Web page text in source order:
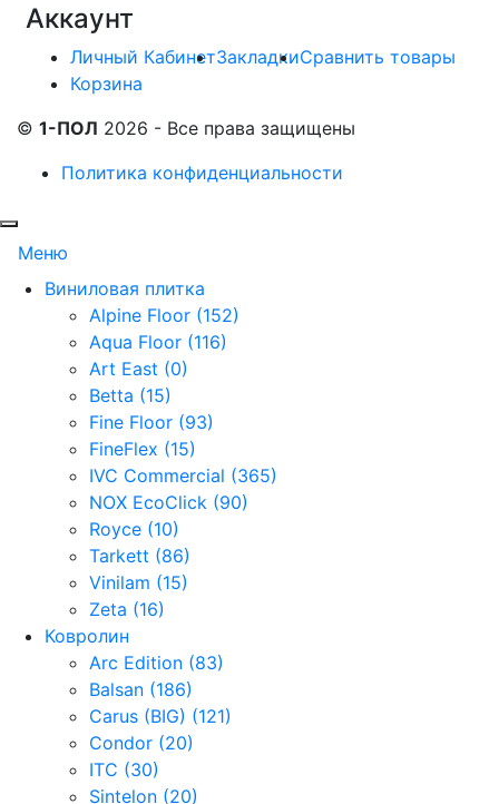
Аккаунт
Личный КабинетЗакладкиСравнить товары
Корзина
© 1-ПОЛ 2026 - Все права защищены
Политика конфиденциальности
Меню
Виниловая плитка
Alpine Floor (152)
Aqua Floor (116)
Art East (0)
Betta (15)
Fine Floor (93)
FineFlex (15)
IVC Commercial (365)
NOX EcoClick (90)
Royce (10)
Tarkett (86)
Vinilam (15)
Zeta (16)
Ковролин
Arc Edition (83)
Balsan (186)
Carus (BIG) (121)
Condor (20)
ITC (30)
Sintelon (20)